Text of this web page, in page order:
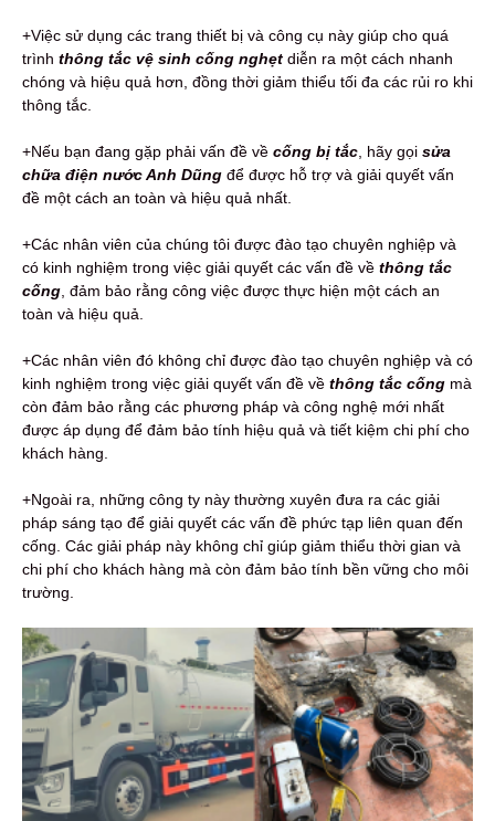
+Việc sử dụng các trang thiết bị và công cụ này giúp cho quá
trình thông tắc vệ sinh cống nghẹt diễn ra một cách nhanh
chóng và hiệu quả hơn, đồng thời giảm thiểu tối đa các rủi ro khi
thông tắc.
+Nếu bạn đang gặp phải vấn đề về cống bị tắc , hãy gọi sửa
chữa điện nước Anh Dũng để được hỗ trợ và giải quyết vấn
đề một cách an toàn và hiệu quả nhất.
+Các nhân viên của chúng tôi được đào tạo chuyên nghiệp và
có kinh nghiệm trong việc giải quyết các vấn đề về thông tắc
cống , đảm bảo rằng công việc được thực hiện một cách an
toàn và hiệu quả.
+Các nhân viên đó không chỉ được đào tạo chuyên nghiệp và có
kinh nghiệm trong việc giải quyết vấn đề về thông tắc cống mà
còn đảm bảo rằng các phương pháp và công nghệ mới nhất
được áp dụng để đảm bảo tính hiệu quả và tiết kiệm chi phí cho
khách hàng.
+Ngoài ra, những công ty này thường xuyên đưa ra các giải
pháp sáng tạo để giải quyết các vấn đề phức tạp liên quan đến
cống. Các giải pháp này không chỉ giúp giảm thiểu thời gian và
chi phí cho khách hàng mà còn đảm bảo tính bền vững cho môi
trường.